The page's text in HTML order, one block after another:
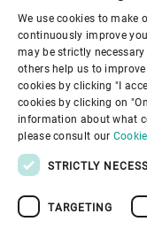
关于布勒
联系我们
We use cookies to make
continuously improve
may be strictly
others help us to
cookies by clicking "I
cookies by clicking on
information about what
please consult our
STRICTLY
TARGETING